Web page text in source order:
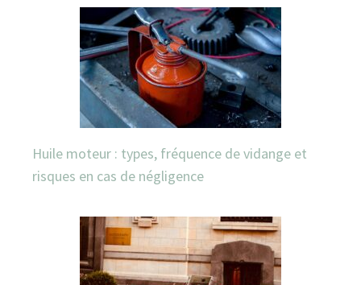
Huile moteur : types, fréquence de vidange et
risques en cas de négligence